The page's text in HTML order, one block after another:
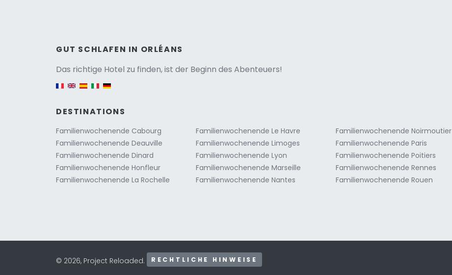
GUT SCHLAFEN IN ORLÉANS
Das richtige Hotel zu finden, ist der Beginn des Abenteuers!
Versione italiana
DESTINATIONS
Familienwochenende Cabourg
Familienwochenende Deauville
Familienwochenende Dinard
Familienwochenende Honfleur
Familienwochenende La Rochelle
Familienwochenende Le Havre
Familienwochenende Limoges
Familienwochenende Lyon
Familienwochenende Marseille
Familienwochenende Nantes
Familienwochenende Noirmoutier
Familienwochenende Paris
Familienwochenende Poitiers
Familienwochenende Rennes
Familienwochenende Rouen
© 2026, Project Reloaded. RECHTLICHE HINWEISE